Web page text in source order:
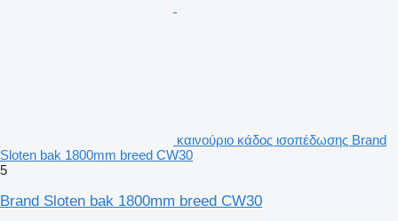
καινούριο κάδος ισοπέδωσης Brand
Sloten bak 1800mm breed CW30
5
Brand Sloten bak 1800mm breed CW30